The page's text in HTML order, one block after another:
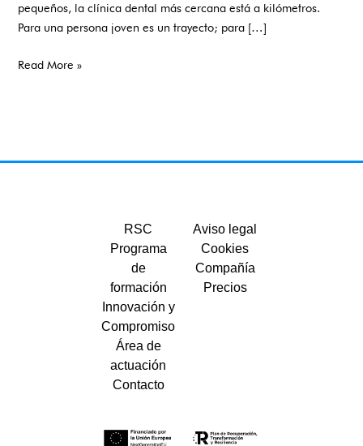
pequeños, la clínica dental más cercana está a kilómetros.
Para una persona joven es un trayecto; para […]
Read More »
RSC
Programa
de
formación
Innovación y
Compromiso
Área de
actuación
Contacto
Aviso legal
Cookies
Compañía
Precios